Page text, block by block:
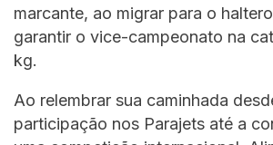
marcante, ao migrar para o
garantir o vice-campeonato na
kg.
Ao relembrar sua caminhada
participação nos Parajets até a